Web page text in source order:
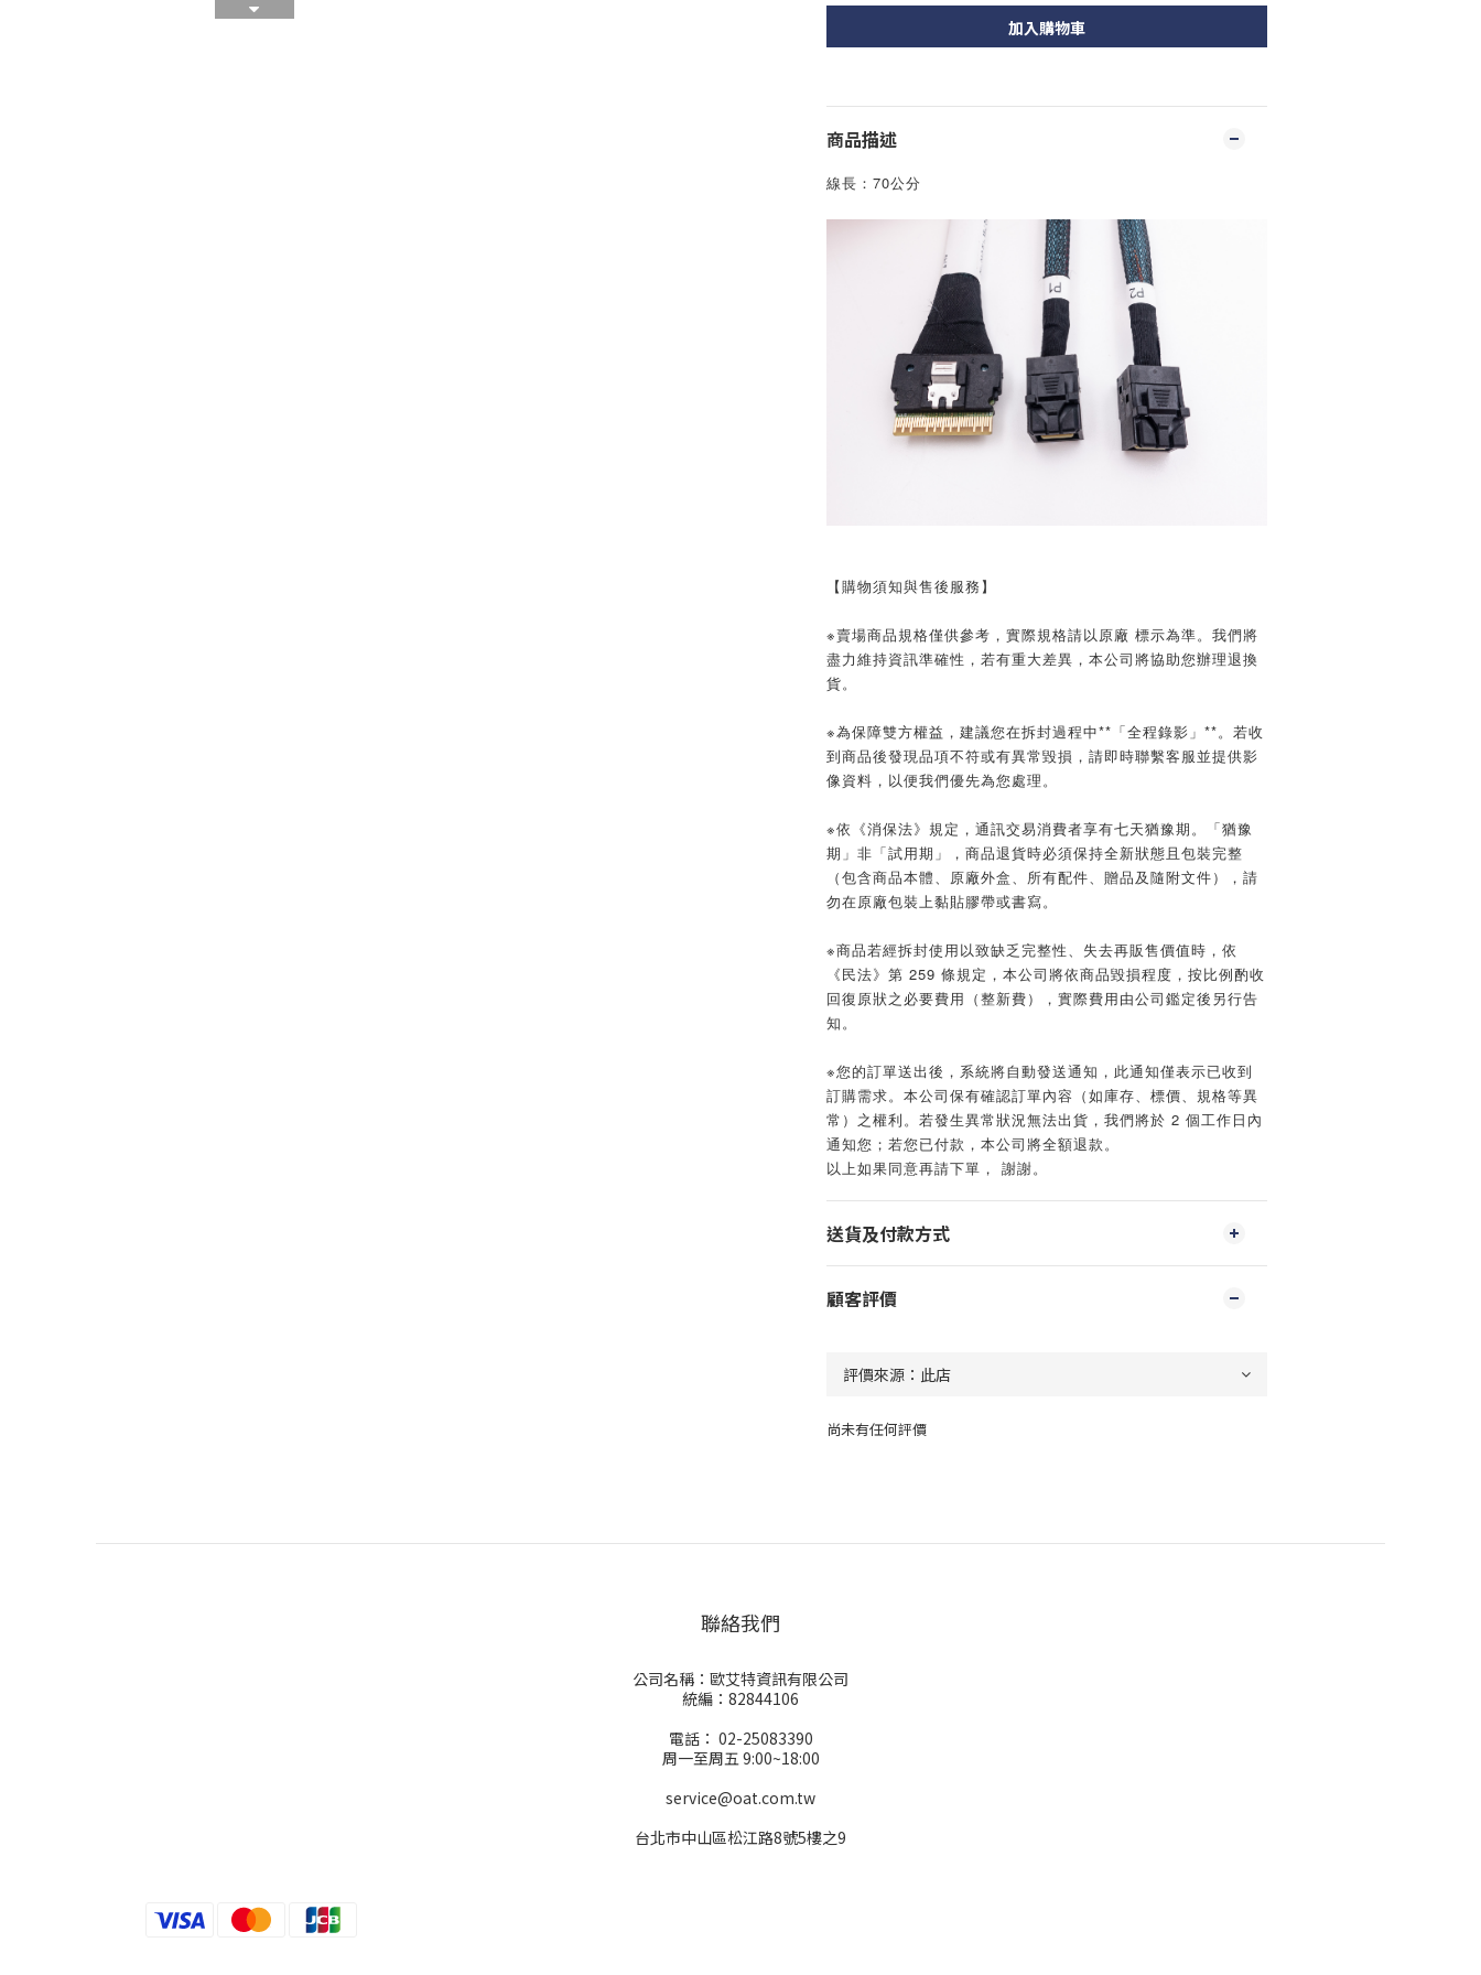
加入購物車
商品描述
線長：70公分
【購物須知與售後服務】
※賣場商品規格僅供參考，實際規格請以原廠 標示為準。我們將
盡力維持資訊準確性，若有重大差異，本公司將協助您辦理退換
貨。
※為保障雙方權益，建議您在拆封過程中**「全程錄影」**。若收
到商品後發現品項不符或有異常毀損，請即時聯繫客服並提供影
像資料，以便我們優先為您處理。
※依《消保法》規定，通訊交易消費者享有七天猶豫期。「猶豫
期」非「試用期」，商品退貨時必須保持全新狀態且包裝完整
（包含商品本體、原廠外盒、所有配件、贈品及隨附文件），請
勿在原廠包裝上黏貼膠帶或書寫。
※商品若經拆封使用以致缺乏完整性、失去再販售價值時，依
《民法》第 259 條規定，本公司將依商品毀損程度，按比例酌收
回復原狀之必要費用（整新費），實際費用由公司鑑定後另行告
知。
※您的訂單送出後，系統將自動發送通知，此通知僅表示已收到
訂購需求。本公司保有確認訂單內容（如庫存、標價、規格等異
常）之權利。若發生異常狀況無法出貨，我們將於 2 個工作日內
通知您；若您已付款，本公司將全額退款。
以上如果同意再請下單， 謝謝。
送貨及付款方式
顧客評價
尚未有任何評價
聯絡我們
公司名稱：歐艾特資訊有限公司
統編：82844106
電話： 02-25083390
周一至周五 9:00~18:00
service@oat.com.tw
台北市中山區松江路8號5樓之9